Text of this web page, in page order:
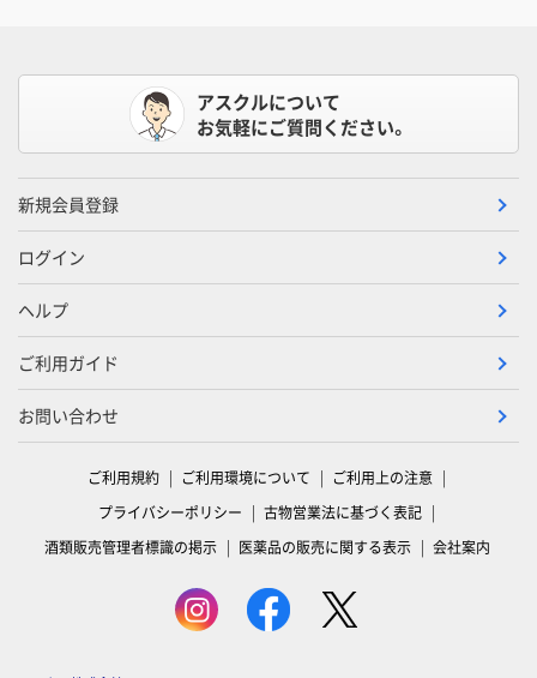
アスクルについて
お気軽にご質問ください。
新規会員登録
ログイン
ヘルプ
ご利用ガイド
お問い合わせ
ご利用規約 ご利用環境について
ご利用上の注意
プライバシーポリシー
古物営業法に基づく表記
酒類販売管理者標識の掲示
医薬品の販売に関する表示 会社案内